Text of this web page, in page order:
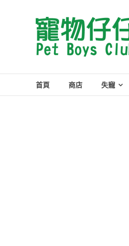
Pet
Boys
Club
首頁 商店 失寵